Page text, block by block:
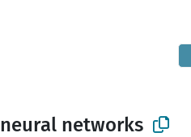
neural networks